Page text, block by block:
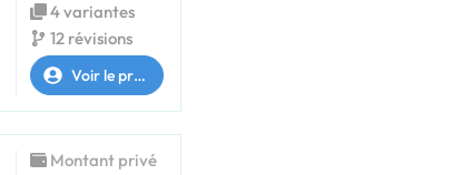
4 variantes
12 révisions
Voir le profil
Montant privé